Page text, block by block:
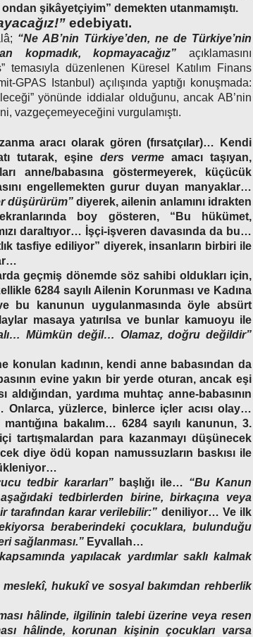
şikâyetçiyim” demekten utanmamıştı.
edebiyatı.
“Ne AB’nin Türkiye’den, ne de Türkiye’nin
kopmadık, kopmayacağız” açıklamasını
temasıyla düzenlenen Küresel Katılım Finans
Istanbul) açılışında yaptığı konuşmada:
yönünde iddialar olduğunu, ancak AB’nin
vazgeçemeyeceğini vurgulamıştı.
aracı olarak gören (fırsatçılar)… Kendi
tutarak, eşine ders vermeamacı taşıyan,
anne/babasına göstermeyerek, küçücük
engellemekten gurur duyan manyaklar…
düşürürüm”diyerek, ailenin anlamını idrakten
boy gösteren, “Bu hükümet,
daraltıyor… İşçi-işveren davasında da bu…
tasfiye ediliyor” diyerek, insanların birbiri ile
geçmiş dönemde söz sahibi oldukları için,
6284 sayılı Ailenin Korunması ve Kadına
bu kanunun uygulanmasında öyle absürt
masaya yatırılsa ve bunlar kamuoyu ile
Mümkün değil… Olamaz, doğru değildir”
konulan kadının, kendi anne babasından da
evine yakın bir yerde oturan, ancak eşi
yardıma muhtaç anne-babasının
Onlarca, yüzlerce, binlerce içler acısı olay…
bakalım… 6284 sayılı kanunun, 3.
tartışmalardan para kazanmayı düşünecek
diye ödü kopan namussuzların baskısı ile
tedbir kararları”başlığı ile… “Bu Kanun
tedbirlerden birine, birkaçına veya
tarafından karar verilebilir:” deniliyor… Ve ilk
beraberindeki çocuklara, bulunduğu
sağlanması.” Eyvallah…
yapılacak yardımlar saklı kalmak
meslekî, hukukî ve sosyal bakımdan rehberlik
hâlinde, ilgilinin talebi üzerine veya resen
hâlinde, korunan kişinin çocukları varsa